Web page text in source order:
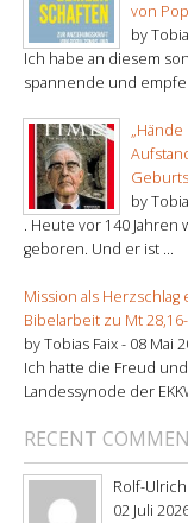
von
by
Ich habe an diesem
spannende und
by
. Heute vor 140
geboren. Und er ist ...
Mission als
Bibelarbeit zu Mt
by Tobias Faix - 08 Mai
Ich hatte die Freud
Landessynode der
RECENT
Rolf-
02 Juli